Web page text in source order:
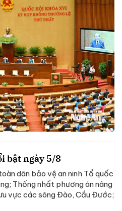
bật ngày 5/8
dân bảo vệ an ninh Tổ quốc
Thống nhất phương án nâng
vực các sông Đào, Cầu Đước;